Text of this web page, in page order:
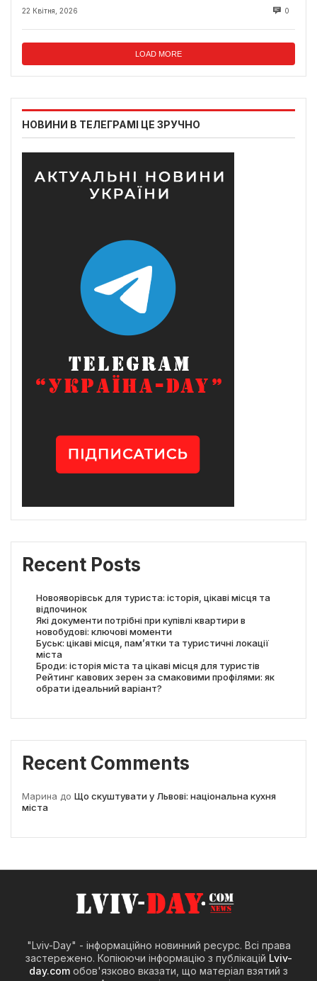
22 Квітня, 2026 0
LOAD MORE
НОВИНИ В ТЕЛЕГРАМІ ЦЕ ЗРУЧНО
Recent Posts
Новояворівськ для туриста: історія, цікаві місця та
відпочинок
Які документи потрібні при купівлі квартири в
новобудові: ключові моменти
Буськ: цікаві місця, пам’ятки та туристичні локації
міста
Броди: історія міста та цікаві місця для туристів
Рейтинг кавових зерен за смаковими профілями: як
обрати ідеальний варіант?
Recent Comments
Марина до Що скуштувати у Львові: національна кухня
міста
"Lviv-Day" - інформаційно новинний ресурс. Всі права
застережено. Копіюючи інформацію з публікацій Lviv-
day.com обов'язково вказати, що матеріал взятий з